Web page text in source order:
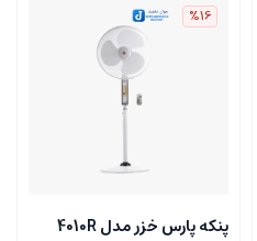
%16
پنکه پارس خزر مدل 4010R